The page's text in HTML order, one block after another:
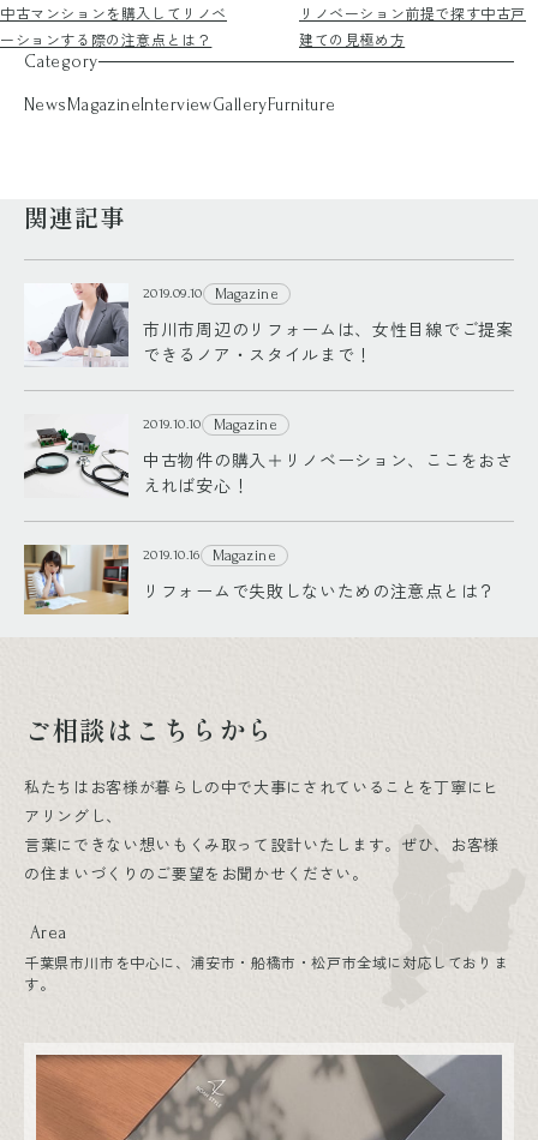
中古マンションを購入してリノベ
ーションする際の注意点とは？
リノベーション前提で探す中古戸
建ての見極め方
Category
NewsMagazineInterviewGalleryFurniture
関連記事
2019.09.10 Magazine
市川市周辺のリフォームは、女性目線でご提案
できるノア・スタイルまで！
2019.10.10 Magazine
中古物件の購入＋リノベーション、ここをおさ
えれば安心！
2019.10.16 Magazine
リフォームで失敗しないための注意点とは？
ご相談はこちらから
私たちはお客様が暮らしの中で大事にされていることを丁寧にヒ
アリングし、
言葉にできない想いもくみ取って設計いたします。ぜひ、お客様
の住まいづくりのご要望をお聞かせください。
Area
千葉県市川市を中心に、浦安市・船橋市・松戸市全域に対応しておりま
す。